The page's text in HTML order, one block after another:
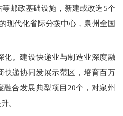
邮政基础设施，新建或改造5个
现代化省际分拨中心，泉州全国
化。建设快递业与制造业深度融
快递协同发展示范区，培育百万
融合发展典型项目 20个，对泉州
。